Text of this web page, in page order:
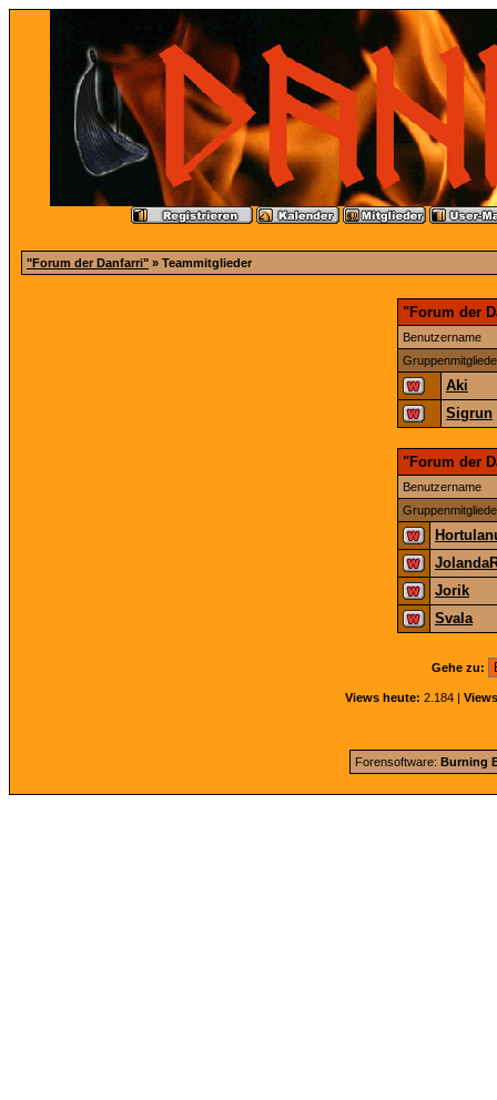
"Forum der Danfarri" » Teammitglieder
"Forum der
Benutzername
Aki
Sigrun
"Forum der
Benutzername
Jorik
Svala
Gehe zu:
Views heute: 2.184 |
Forensoftware: Burning